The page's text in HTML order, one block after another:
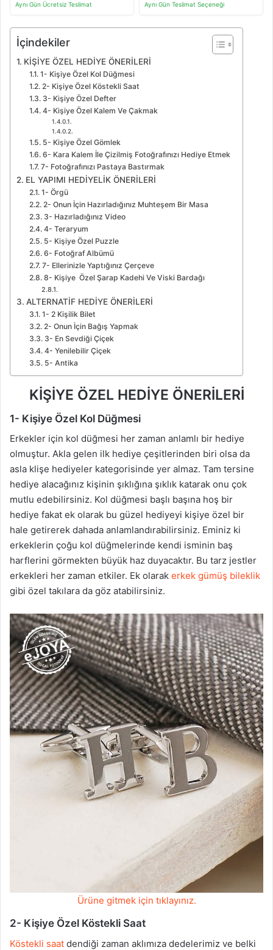
Aynı Gün Ücretsiz Teslimat Aynı Gün Teslimat Seçeneği
İçindekiler
KİŞİYE ÖZEL HEDİYE ÖNERİLERİ
1- Kişiye Özel Kol Düğmesi
2- Kişiye Özel Köstekli Saat
3- Kişiye Özel Defter
4- Kişiye Özel Kalem Ve Çakmak
5- Kişiye Özel Gömlek
6- Kara Kalem İle Çizilmiş Fotoğrafınızı Hediye Etmek
7- Fotoğrafınızı Pastaya Bastırmak
EL YAPIMI HEDİYELİK ÖNERİLERİ
1- Örgü
2- Onun İçin Hazırladığınız Muhteşem Bir Masa
3- Hazırladığınız Video
4- Teraryum
5- Kişiye Özel Puzzle
6- Fotoğraf Albümü
7- Ellerinizle Yaptığınız Çerçeve
8- Kişiye Özel Şarap Kadehi Ve Viski Bardağı
ALTERNATİF HEDİYE ÖNERİLERİ
1- 2 Kişilik Bilet
2- Onun İçin Bağış Yapmak
3- En Sevdiği Çiçek
4- Yenilebilir Çiçek
5- Antika
KİŞİYE ÖZEL HEDİYE ÖNERİLERİ
1- Kişiye Özel Kol Düğmesi
Erkekler için kol düğmesi her zaman anlamlı bir hediye
olmuştur. Akla gelen ilk hediye çeşitlerinden biri olsa da
asla klişe hediyeler kategorisinde yer almaz. Tam tersine
hediye alacağınız kişinin şıklığına şıklık katarak onu çok
mutlu edebilirsiniz. Kol düğmesi başlı başına hoş bir
hediye fakat ek olarak bu güzel hediyeyi kişiye özel bir
hale getirerek dahada anlamlandırabilirsiniz. Eminiz ki
erkeklerin çoğu kol düğmelerinde kendi isminin baş
harflerini görmekten büyük haz duyacaktır. Bu tarz jestler
erkekleri her zaman etkiler. Ek olarak erkek gümüş bileklik
gibi özel takılara da göz atabilirsiniz.
Ürüne gitmek için tıklayınız.
2- Kişiye Özel Köstekli Saat
Köstekli saat dendiği zaman aklımıza dedelerimiz ve belki